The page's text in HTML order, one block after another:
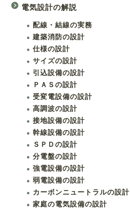
電気設計の解説
配線・結線の実務
建築消防の設計
仕様の設計
サイズの設計
引込設備の設計
ＰＡＳの設計
受変電設備の設計
高調波の設計
接地設備の設計
幹線設備の設計
ＳＰＤの設計
分電盤の設計
強電設備の設計
弱電設備の設計
カーボンニュートラルの設計
家庭の電気設備の設計